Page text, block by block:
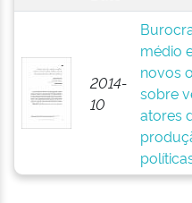
2014-
10
médio
novos
sobre
atores